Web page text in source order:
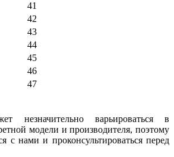
41
42
43
44
45
46
47
незначительно варьироваться в
модели и производителя, поэтому
с нами и проконсультироваться перед